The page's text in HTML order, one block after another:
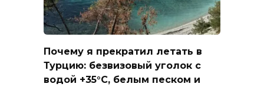
Почему я прекратил летать в
Турцию: безвизовый уголок с
водой +35°C, белым песком и